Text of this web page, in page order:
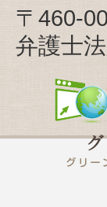
〒460-
弁護士